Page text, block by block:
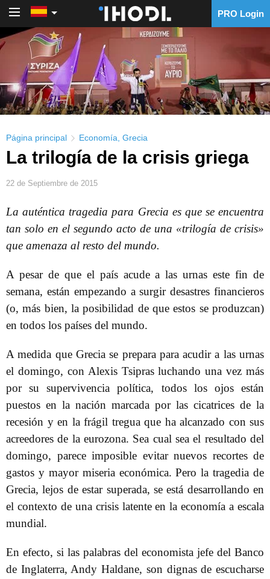
PRO Login
Página principal Economía Grecia
La trilogía de la crisis griega
22 de Septiembre de 2015
La auténtica tragedia para Grecia es que se encuentra
tan solo en el segundo acto de una «trilogía de crisis»
que amenaza al resto del mundo.
A pesar de que el país acude a las urnas este fin de
semana, están empezando a surgir desastres financieros
(o, más bien, la posibilidad de que estos se produzcan)
en todos los países del mundo.
A medida que Grecia se prepara para acudir a las urnas
el domingo, con Alexis Tsipras luchando una vez más
por su supervivencia política, todos los ojos están
puestos en la nación marcada por las cicatrices de la
recesión y en la frágil tregua que ha alcanzado con sus
acreedores de la eurozona. Sea cual sea el resultado del
domingo, parece imposible evitar nuevos recortes de
gastos y mayor miseria económica. Pero la tragedia de
Grecia, lejos de estar superada, se está desarrollando en
el contexto de una crisis latente en la economía a escala
mundial.
En efecto, si las palabras del economista jefe del Banco
de Inglaterra, Andy Haldane, son dignas de escucharse